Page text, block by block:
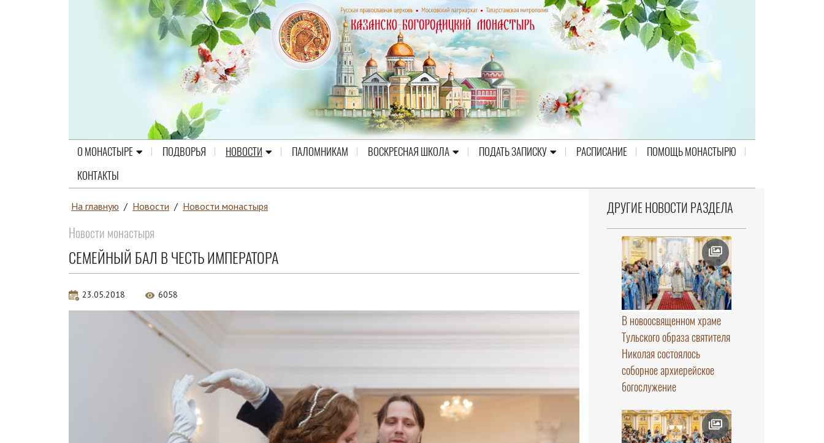
О МОНАСТЫРЕ ПОДВОРЬЯ НОВОСТИ ПАЛОМНИКАМ ВОСКРЕСНАЯ ШКОЛА ПОДАТЬ ЗАПИСКУ РАСПИСАНИЕ
ПОМОЩЬ МОНАСТЫРЮ
КОНТАКТЫ
На главную / Новости / Новости монастыря
Новости монастыря
СЕМЕЙНЫЙ БАЛ В ЧЕСТЬ ИМПЕРАТОРА
23.05.2018 6058
ДРУГИЕ НОВОСТИ РАЗДЕЛА
В новоосвященном храме
Тульского образа святителя
Николая состоялось
соборное архиерейское
богослужение